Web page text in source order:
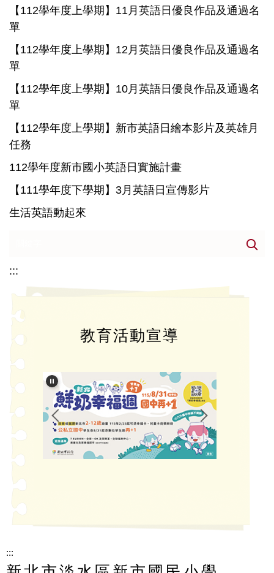
【112學年度上學期】11月英語日優良作品及通過名
單
【112學年度上學期】12月英語日優良作品及通過名
單
【112學年度上學期】10月英語日優良作品及通過名
單
【112學年度上學期】新市英語日繪本影片及英雄月
任務
112學年度新市國小英語日實施計畫
【111學年度下學期】3月英語日宣傳影片
生活英語動起來
:::
教育活動宣導
:::